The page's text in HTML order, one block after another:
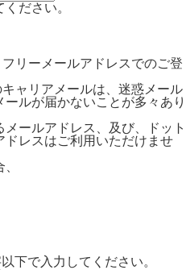
ださい。
リーメールアドレスでのご登
ャリアメールは、迷惑メール
ルが届かないことが多々あり
ールアドレス、及び、ドット
レスはご利用いただけませ
下で入力してください。